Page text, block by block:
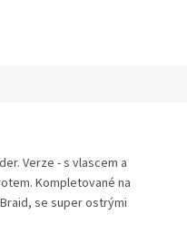
Verze - s vlascem a
Kompletované na
se super ostrými